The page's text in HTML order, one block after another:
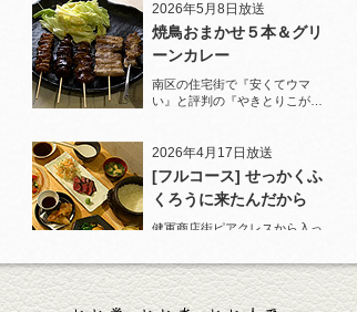
2026年5月8日放送
焼鳥おまかせ５本＆グリ
ーンカレー
南区の住宅街で『安くてウマ
い』と評判の『やきとりこがめ
ジューシー！
2026年4月17日放送
[フルコース] せっかくふ
くろうに来たんだから
健軍商店街ピアクレスから入っ
はんや ふくろう』。
2026年3月27日放送